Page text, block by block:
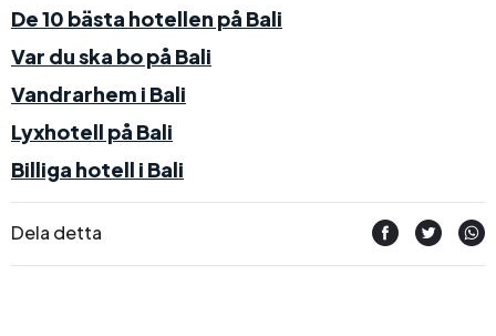
De 10 bästa hotellen på Bali
Var du ska bo på Bali
Vandrarhem i Bali
Lyxhotell på Bali
Billiga hotell i Bali
Dela detta